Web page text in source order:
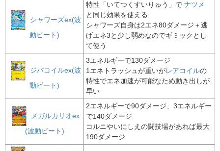
シャワーズex(波
動ビート)
特性「いてつくすいりゅう」で ナツメ
と同じ効果を使える
シャワーズ自身は2エネ80ダメージ＋逃
げエネ3と少し弱めなのでギミックとし
て使う
ジバコイルex(波
動ビート)
3エネルギーで130ダメージ
1エネトラッシュが重いがレアコイルの
特性でエネ加速が可能なため動き出しが
早い
メガルカリオex
(波動ビート)
2エネルギーで90ダメージ、3エネルギー
で140ダメージ
コルニやいにしえの闘技場があれば最大
190ダメージ